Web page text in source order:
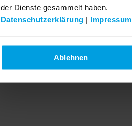
der Dienste gesammelt haben.
Datenschutzerklärung | Impressum
Ablehnen